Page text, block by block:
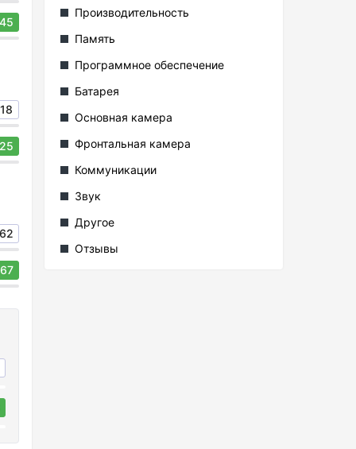
45
18
25
62
67
Производительность
Память
Программное обеспечение
Батарея
Основная камера
Фронтальная камера
Коммуникации
Звук
Другое
Отзывы